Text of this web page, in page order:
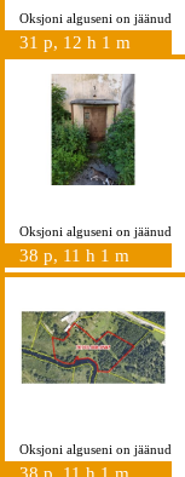
Oksjoni alguseni on jäänud
31 p, 12 h 1 m
Oksjoni alguseni on jäänud
38 p, 11 h 1 m
Oksjoni alguseni on jäänud